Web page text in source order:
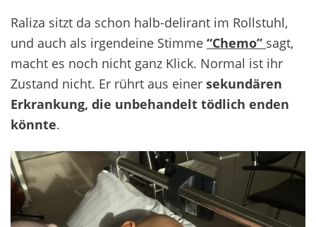
Raliza sitzt da schon halb-delirant im Rollstuhl,
und auch als irgendeine Stimme “Chemo” sagt,
macht es noch nicht ganz Klick. Normal ist ihr
Zustand nicht. Er rührt aus einer sekundären
Erkrankung, die unbehandelt tödlich enden
könnte.